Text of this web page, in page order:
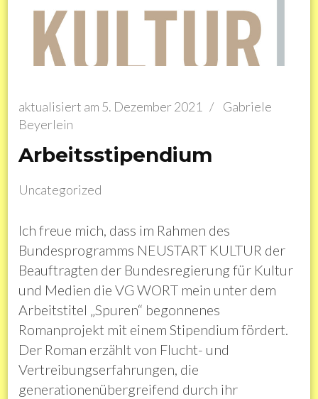
aktualisiert am 5. Dezember 2021 /
Gabriele
Beyerlein
Arbeitsstipendium
Uncategorized
Ich freue mich, dass im Rahmen des
Bundesprogramms NEUSTART KULTUR der
Beauftragten der Bundesregierung für Kultur
und Medien die VG WORT mein unter dem
Arbeitstitel „Spuren“ begonnenes
Romanprojekt mit einem Stipendium fördert.
Der Roman erzählt von Flucht- und
Vertreibungserfahrungen, die
generationenübergreifend durch ihr